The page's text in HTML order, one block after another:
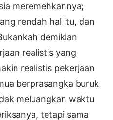
meremehkannya;
rendah hal itu, dan
demikian
realistis yang
realistis pekerjaan
berprasangka buruk
meluangkan waktu
tetapi sama